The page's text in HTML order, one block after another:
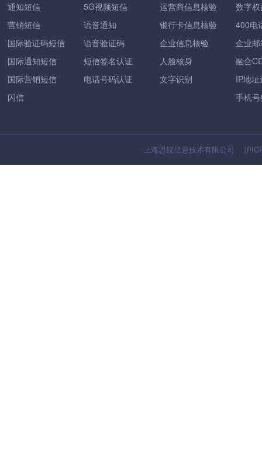
通知短信
营销短信
国际验证码短信
国际通知短信
国际营销短信
闪信
5G视频短信
语音通知
语音验证码
短信签名认证
电话号码认证
运营商信息核验
银行卡信息核验
企业信息核验
人脸核身
文字识别
数字
400电
企业
融合
IP地
手机
上海思锐信息技术有限公司 沪